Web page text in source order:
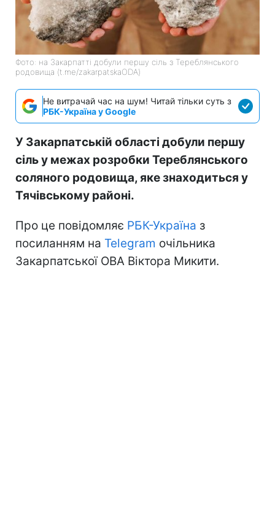
Фото: на Закарпатті добули першу сіль з Тереблянського
родовища (t.me/zakarpatskaODA)
Не витрачай час на шум! Читай тільки суть з
РБК-Україна у Google
У Закарпатській області добули першу
сіль у межах розробки Тереблянського
соляного родовища, яке знаходиться у
Тячівському районі.
Про це повідомляє РБК-Україна з
посиланням на Telegram очільника
Закарпатської ОВА Віктора Микити.